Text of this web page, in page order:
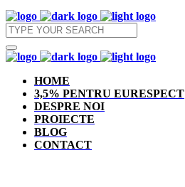
HOME
3,5% PENTRU EURESPECT
DESPRE NOI
PROIECTE
BLOG
CONTACT